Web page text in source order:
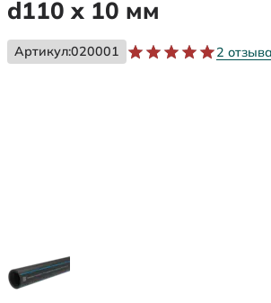
d110 х 10 мм
Артикул:020001 2 отзыва